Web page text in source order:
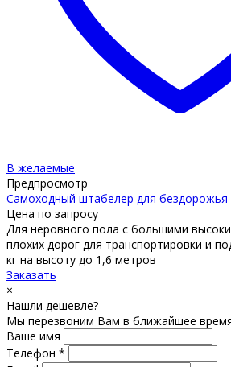
В желаемые
Предпросмотр
Самоходный штабелер для бездорожья
Цена по запросу
Для неровного пола с большими
плохих дорог для транспортировки и
кг на высоту до 1,6 метров
Заказать
×
Нашли дешевле?
Мы перезвоним Вам в ближайшее
Ваше имя
Телефон *